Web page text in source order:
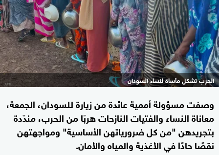
الحرب تشكل مأساة لنساء السودان
وصفت مسؤولة أممية عائدة من زيارة للسودان، الجمعة،
معاناة النساء والفتيات النازحات هربًا من الحرب، مندّدة
بتجريدهن "من كل ضرورياتهن الأساسية" ومواجهتهن
نقصًا حادًا في الأغذية والمياه والأمان.